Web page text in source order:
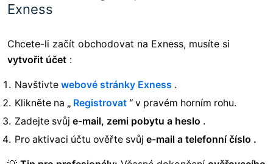
Exness
Chcete-li začít obchodovat na Exness, musíte si
vytvořit účet :
Navštivte webové stránky Exness .
Klikněte na „ Registrovat “ v pravém horním rohu.
Zadejte svůj e-mail, zemi pobytu a heslo .
Pro aktivaci účtu ověřte svůj e-mail a telefonní číslo .